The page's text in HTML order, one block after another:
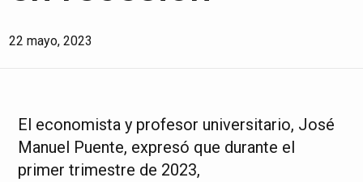
22 mayo, 2023
El economista y profesor universitario, José
Manuel Puente, expresó que durante el
primer trimestre de 2023,